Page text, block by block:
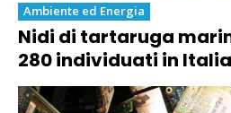
Ambiente ed Energia
Nidi di tartaruga
280 individuati in Italia